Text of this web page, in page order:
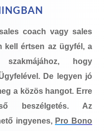
coach vagy sales
kell értsen az ügyfél, a
hogy
De legyen jó
a közös hangot. Erre
beszélgetés. Az
ingyenes, Pro Bono